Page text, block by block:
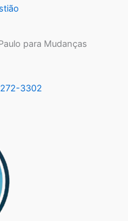
para Mudanças
3302